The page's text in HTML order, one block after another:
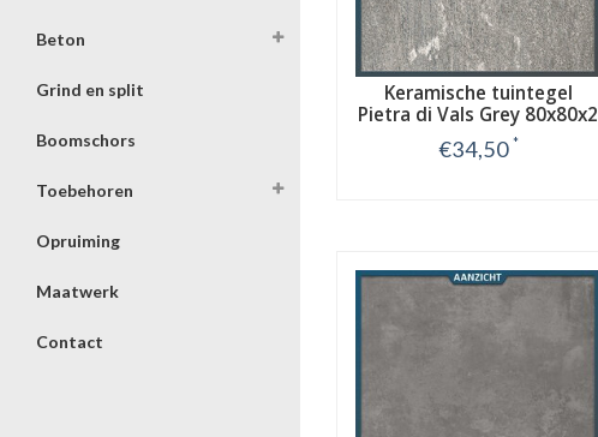
Beton
Grind en split
Boomschors
Toebehoren
Opruiming
Maatwerk
Contact
Keramische tuintegel
Pietra di Vals Grey 80x80x2
cm
€34,50 *